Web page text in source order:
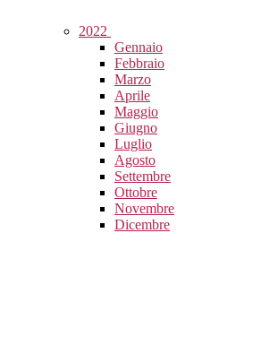
2022
Gennaio
Febbraio
Marzo
Aprile
Maggio
Giugno
Luglio
Agosto
Settembre
Ottobre
Novembre
Dicembre